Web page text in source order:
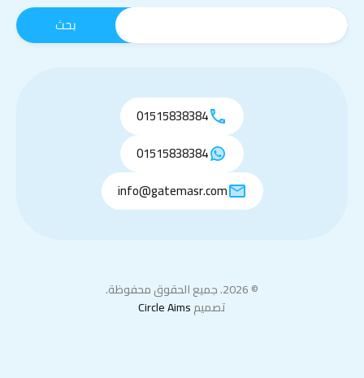
01515838384
01515838384
info@gatemasr.com
© 2026. جميع الحقوق محفوظة.
تصميمCircle Aims